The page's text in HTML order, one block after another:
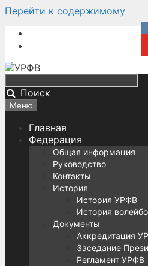
Перейти к содержимому
Поиск
Меню
Главная
Федерация
Общая информация
Руководство
Контакты
История
История УРФВ
История
Документы
Аккредитация
Заседание
Регламент УРФВ